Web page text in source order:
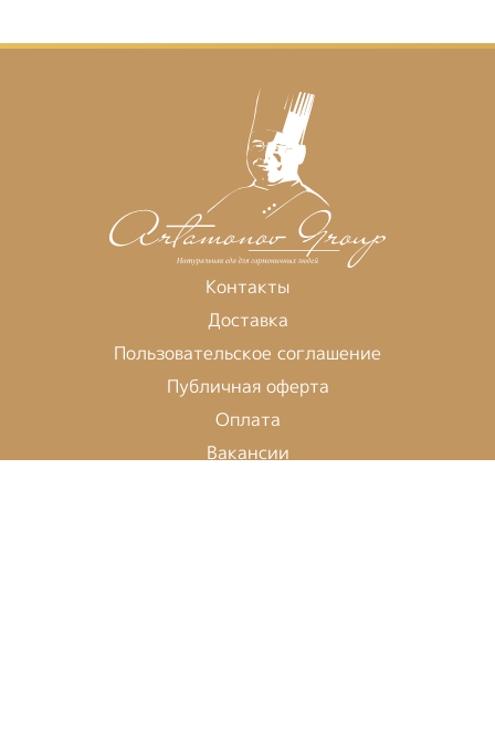
Контакты
Доставка
Пользовательское соглашение
Публичная оферта
Оплата
Вакансии